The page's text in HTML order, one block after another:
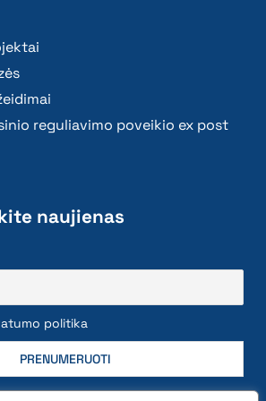
reguliavimo poveikio ex post
naujienas
politika